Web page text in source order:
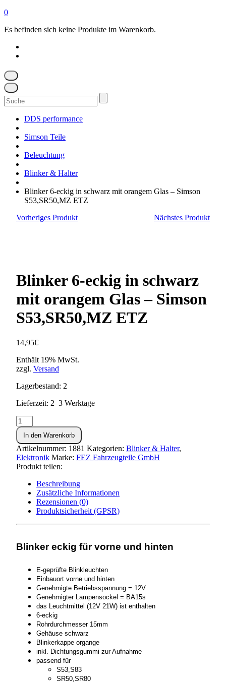
0
Es befinden sich keine Produkte im Warenkorb.
Suchen
nach:
DDS performance
Simson Teile
Beleuchtung
Blinker & Halter
Blinker 6-eckig in schwarz mit orangem Glas – Simson
S53,SR50,MZ ETZ
Vorheriges Produkt
Nächstes Produkt
Blinker 6-eckig in schwarz
mit orangem Glas – Simson
S53,SR50,MZ ETZ
14,95€
Enthält 19% MwSt.
zzgl. Versand
Lagerbestand: 2
Lieferzeit: 2–3 Werktage
Blinker
6-
eckig
in
schwarz
mit
Glas
Simson
S53,SR50,MZ
In den Warenkorb
Artikelnummer: 1881 Kategorien: Blinker & Halter,
Elektronik Marke: FEZ Fahrzeugteile GmbH
Produkt teilen:
Beschreibung
Zusätzliche Informationen
Rezensionen (0)
Produktsicherheit (GPSR)
Blinker eckig für vorne und hinten
E-geprüfte Blinkleuchten
Einbauort vorne und hinten
Genehmigte Betriebsspannung = 12V
Genehmigter Lampensockel = BA15s
das Leuchtmittel (12V 21W) ist enthalten
6-eckig
Rohrdurchmesser 15mm
Gehäuse schwarz
Blinkerkappe organge
inkl. Dichtungsgummi zur Aufnahme
passend für
S53,S83
SR50,SR80